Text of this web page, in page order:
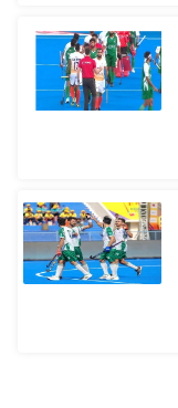
सा
ल
यं
ग
इं